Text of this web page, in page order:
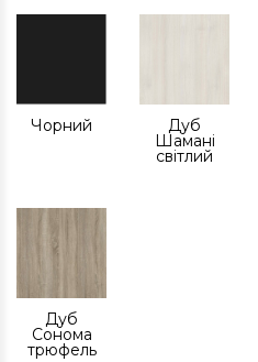
Чорний Дуб
Шамані
світлий
Дуб
Сонома
трюфель